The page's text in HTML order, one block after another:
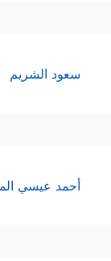
سعود الشريم
أحمد عيسي